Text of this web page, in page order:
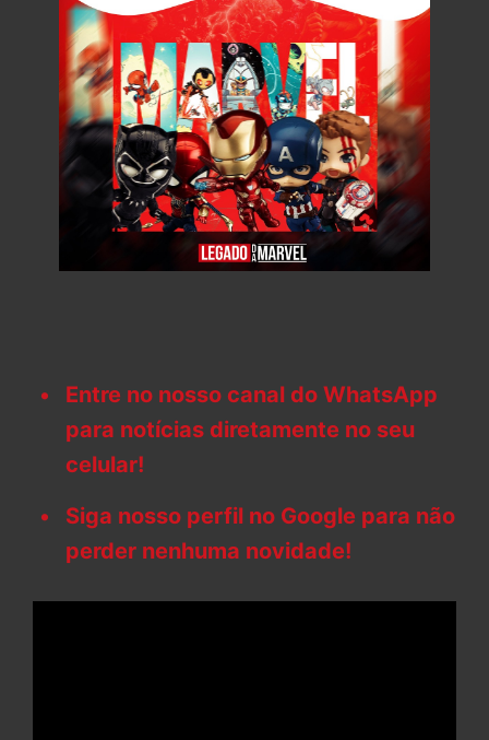
Entre no nosso canal do WhatsApp
para notícias diretamente no seu
celular!
Siga nosso perfil no Google para não
perder nenhuma novidade!